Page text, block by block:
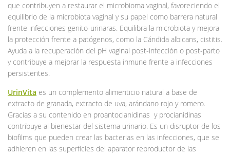
que contribuyen a restaurar el microbioma vaginal, favoreciendo el
equilibrio de la microbiota vaginal y su papel como barrera natural
frente infecciones genito-urinaras. Equilibra la microbiota y mejora
la protección frente a patógenos, como la Cándida albicans, cistitis.
Ayuda a la recuperación del pH vaginal post-infección o post-parto
y contribuye a mejorar la respuesta inmune frente a infecciones
persistentes.
UrinVita es un complemento alimenticio natural a base de
extracto de granada, extracto de uva, arándano rojo y romero.
Gracias a su contenido en proantocianidinas y procianidinas
contribuye al bienestar del sistema urinario. Es un disruptor de los
biofilms que pueden crear las bacterias en las infecciones, que se
adhieren en las superficies del aparator reproductor de las